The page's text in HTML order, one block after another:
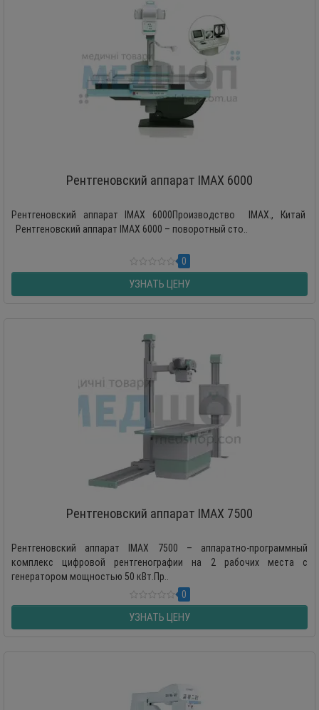
Рентгеновский аппарат IMAX 6000
Рентгеновский аппарат IMAX 6000Производство IMAX., Китай
Рентгеновский аппарат IMAX 6000 – поворотный сто..
0
УЗНАТЬ ЦЕНУ
Рентгеновский аппарат IMAX 7500
Рентгеновский аппарат IMAX 7500 – аппаратно-программный
комплекс цифровой рентгенографии на 2 рабочих места с
генератором мощностью 50 кВт.Пр..
0
УЗНАТЬ ЦЕНУ